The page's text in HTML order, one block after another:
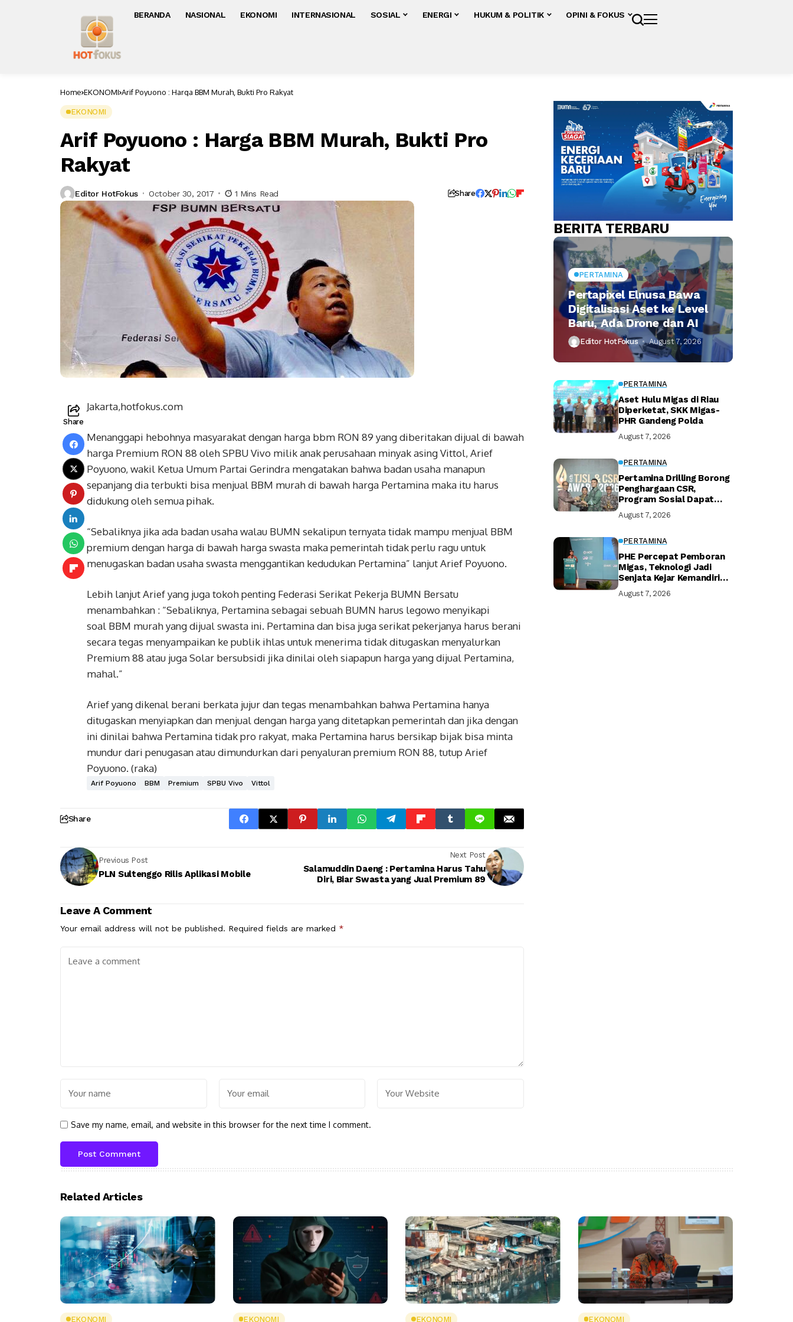
BERANDA NASIONAL EKONOMI INTERNASIONAL SOSIAL ENERGI HUKUM & POLITIK OPINI & FOKUS
Home EKONOMI Arif Poyuono : Harga BBM Murah, Bukti Pro Rakyat
EKONOMI
Arif Poyuono : Harga BBM Murah, Bukti Pro
Rakyat
Editor HotFokus October 30, 2017 1 Mins Read Share
Share
Jakarta,hotfokus.com
Menanggapi hebohnya masyarakat dengan harga bbm RON 89 yang diberitakan dijual di bawah
harga Premium RON 88 oleh SPBU Vivo milik anak perusahaan minyak asing Vittol, Arief
Poyuono, wakil Ketua Umum Partai Gerindra mengatakan bahwa badan usaha manapun
sepanjang dia terbukti bisa menjual BBM murah di bawah harga Pertamina maka itu harus
didukung oleh semua pihak.
“Sebaliknya jika ada badan usaha walau BUMN sekalipun ternyata tidak mampu menjual BBM
premium dengan harga di bawah harga swasta maka pemerintah tidak perlu ragu untuk
menugaskan badan usaha swasta menggantikan kedudukan Pertamina” lanjut Arief Poyuono.
Lebih lanjut Arief yang juga tokoh penting Federasi Serikat Pekerja BUMN Bersatu
menambahkan : “Sebaliknya, Pertamina sebagai sebuah BUMN harus legowo menyikapi
soal BBM murah yang dijual swasta ini. Pertamina dan bisa juga serikat pekerjanya harus berani
secara tegas menyampaikan ke publik ihlas untuk menerima tidak ditugaskan menyalurkan
Premium 88 atau juga Solar bersubsidi jika dinilai oleh siapapun harga yang dijual Pertamina,
mahal.”
Arief yang dikenal berani berkata jujur dan tegas menambahkan bahwa Pertamina hanya
ditugaskan menyiapkan dan menjual dengan harga yang ditetapkan pemerintah dan jika dengan
ini dinilai bahwa Pertamina tidak pro rakyat, maka Pertamina harus bersikap bijak bisa minta
mundur dari penugasan atau dimundurkan dari penyaluran premium RON 88, tutup Arief
Poyuono. (raka)
Arif Poyuono BBM Premium SPBU Vivo Vittol
Share
Previous Post
PLN Sultenggo Rilis Aplikasi Mobile
Next Post
Salamuddin Daeng : Pertamina Harus Tahu
Diri, Biar Swasta yang Jual Premium 89
Leave A Comment
Your email address will not be published. Required fields are marked *
Save my name, email, and website in this browser for the next time I comment.
BERITA TERBARU
PERTAMINA
Pertapixel Elnusa Bawa
Digitalisasi Aset ke Level
Baru, Ada Drone dan AI
Editor HotFokus August 7, 2026
PERTAMINA
Aset Hulu Migas di Riau
Diperketat, SKK Migas-
PHR Gandeng Polda
August 7, 2026
PERTAMINA
Pertamina Drilling Borong
Penghargaan CSR,
Program Sosial Dapat
August 7, 2026
PERTAMINA
PHE Percepat Pemboran
Migas, Teknologi Jadi
Senjata Kejar Kemandirian
August 7, 2026
Related Articles
EKONOMI EKONOMI EKONOMI EKONOMI